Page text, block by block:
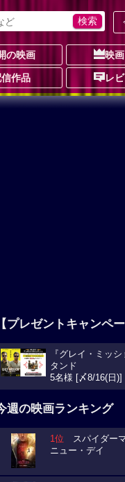
の映画 映
作品 レ
【プレゼントキャンペ
『グレイ・ミッ
タンド
5名様 [〆8/16(日)]
週の映画ランキング
1位 スパイダー
ニュー・デイ